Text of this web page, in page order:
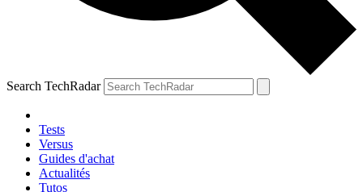
Search TechRadar
Tests
Versus
Guides d'achat
Actualités
Tutos